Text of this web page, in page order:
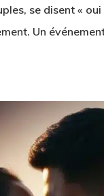
se disent «
Un